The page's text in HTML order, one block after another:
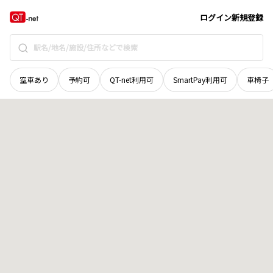
ログイン新規登録
空車あり 予約可 QT-net利用可 SmartPay利用可 車椅子
青森県